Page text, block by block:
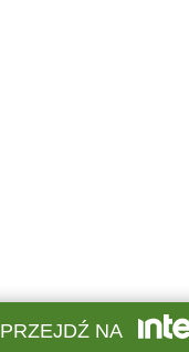
PRZEJDŹ NA